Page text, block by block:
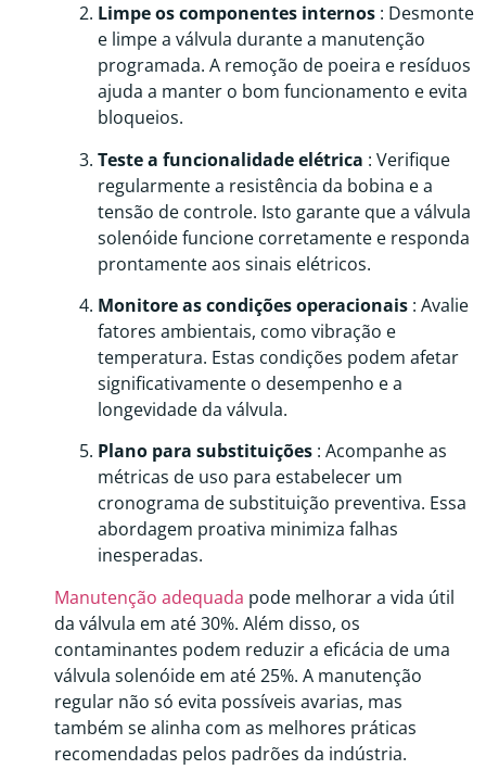
Limpe os componentes internos : Desmonte
e limpe a válvula durante a manutenção
programada. A remoção de poeira e resíduos
ajuda a manter o bom funcionamento e evita
bloqueios.
Teste a funcionalidade elétrica : Verifique
regularmente a resistência da bobina e a
tensão de controle. Isto garante que a válvula
solenóide funcione corretamente e responda
prontamente aos sinais elétricos.
Monitore as condições operacionais : Avalie
fatores ambientais, como vibração e
temperatura. Estas condições podem afetar
significativamente o desempenho e a
longevidade da válvula.
Plano para substituições : Acompanhe as
métricas de uso para estabelecer um
cronograma de substituição preventiva. Essa
abordagem proativa minimiza falhas
inesperadas.
Manutenção adequada pode melhorar a vida útil
da válvula em até 30%. Além disso, os
contaminantes podem reduzir a eficácia de uma
válvula solenóide em até 25%. A manutenção
regular não só evita possíveis avarias, mas
também se alinha com as melhores práticas
recomendadas pelos padrões da indústria.